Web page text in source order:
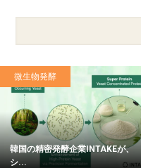
微生物発酵
韓国の精密発酵企業INTAKEが、
シ...